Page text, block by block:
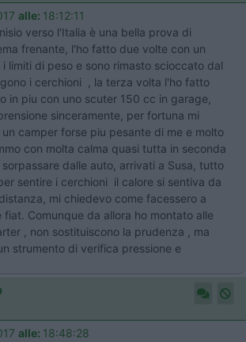
alle: 18:12:11
verso l'Italia è una bella prova di
frenante, l'ho fatto due volte con un
limiti di peso e sono rimasto scioccato dal
i cerchioni , la terza volta l'ho fatto
in piu con uno scuter 150 cc in garage,
sinceramente, per fortuna mi
camper forse piu pesante di me e molto
con molta calma quasi tutta in seconda
dalle auto, arrivati a Susa, tutto
sentire i cerchioni il calore si sentiva da
mi chiedevo come facessero a
fiat. Comunque da allora ho montato alle
, non sostituiscono la prudenza , ma
strumento di verifica pressione e
alle: 18:48:28